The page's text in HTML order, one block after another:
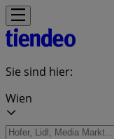
Sie sind hier:
Wien